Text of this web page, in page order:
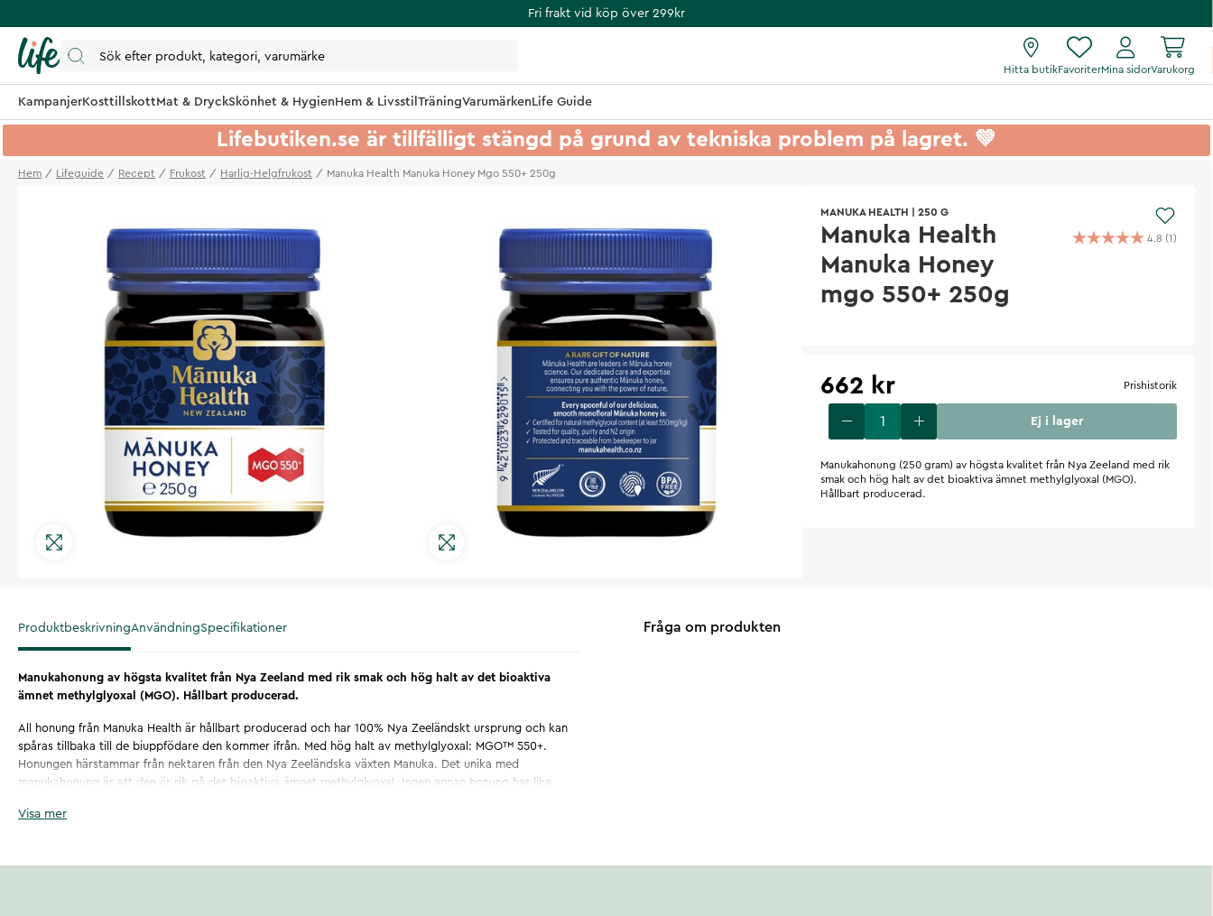
Fri frakt vid köp över 299kr
Hitta butikFavoriterMina sidorVarukorg
KampanjerKosttillskottMat & DryckSkönhet & HygienHem & Livsstil TräningVarumärkenLife Guide
Lifebutiken.se är tillfälligt stängd på grund av tekniska problem på lagret. 💚
Hem Lifeguide Recept Frukost Harlig-Helgfrukost Manuka Health Manuka Honey Mgo 550+ 250g
MANUKA HEALTH 250 G
Manuka Health
Manuka Honey
mgo 550+ 250g
4.8 (1)
662 kr Prishistorik
Ej i lager
Manukahonung (250 gram) av högsta kvalitet från Nya Zeeland med rik
smak och hög halt av det bioaktiva ämnet methylglyoxal (MGO).
Hållbart producerad.
ProduktbeskrivningAnvändningSpecifikationer
Manukahonung av högsta kvalitet från Nya Zeeland med rik smak och hög halt av det bioaktiva
ämnet methylglyoxal (MGO). Hållbart producerad.
All honung från Manuka Health är hållbart producerad och har 100% Nya Zeeländskt ursprung och kan
spåras tillbaka till de biuppfödare den kommer ifrån. Med hög halt av methylglyoxal: MGO™ 550+.
Honungen härstammar från nektaren från den Nya Zeeländska växten Manuka. Det unika med
manukahonung är att den är rik på det bioaktiva ämnet methylglyoxal. Ingen annan honung har lika
MGO™ 550+ Manuka Honey har en utsökt rik smak. Certifierad Manukahonung från Nya Zeeland..
Visa mer
Fråga om produkten